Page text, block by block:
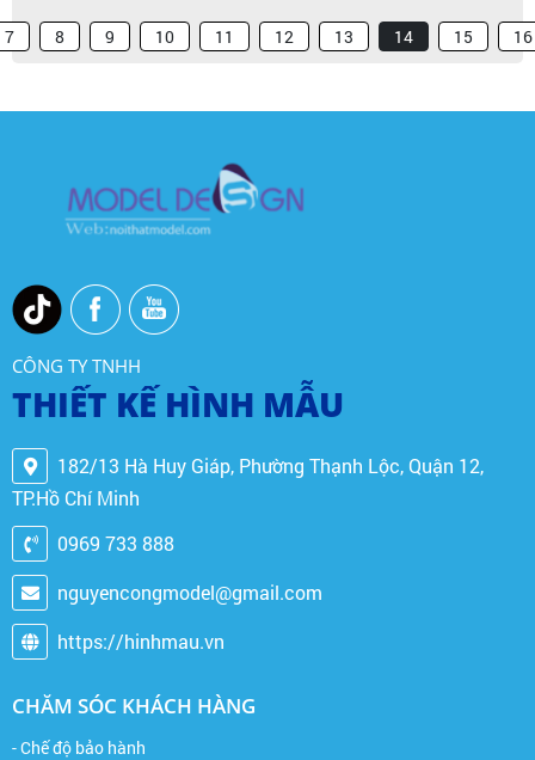
7 8 9 10 11 12 13 14 15 16
CÔNG TY TNHH
THIẾT KẾ HÌNH MẪU
182/13 Hà Huy Giáp, Phường Thạnh Lộc, Quận 12,
TP.Hồ Chí Minh
0969 733 888
nguyencongmodel@gmail.com
https://hinhmau.vn
CHĂM SÓC KHÁCH HÀNG
- Chế độ bảo hành